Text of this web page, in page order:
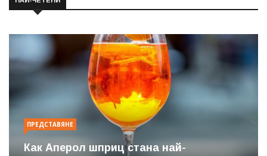
ПРЕДСТАВЯНЕ
Как Аперол шприц стана най-